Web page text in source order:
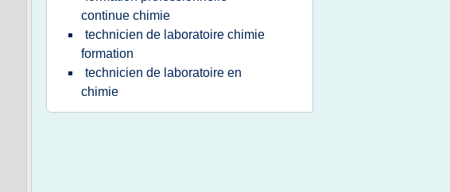
continue chimie
technicien de laboratoire chimie
formation
technicien de laboratoire en
chimie